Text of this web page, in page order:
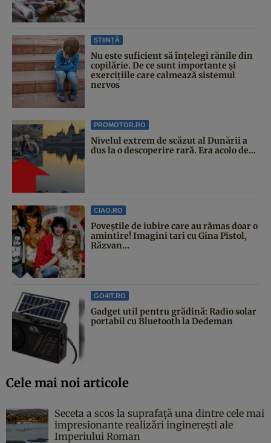
ȘTIINȚĂ
Nu este suficient să înțelegi rănile din
copilărie. De ce sunt importante și
exercițiile care calmează sistemul
nervos
PROMOTOR.RO
Nivelul extrem de scăzut al Dunării a
dus la o descoperire rară. Era acolo de...
CIAO.RO
Poveştile de iubire care au rămas doar o
amintire! Imagini tari cu Gina Pistol,
Răzvan...
GO4IT.RO
Gadget util pentru grădină: Radio solar
portabil cu Bluetooth la Dedeman
Cele mai noi articole
Seceta a scos la suprafață una dintre cele mai
impresionante realizări inginerești ale
Imperiului Roman